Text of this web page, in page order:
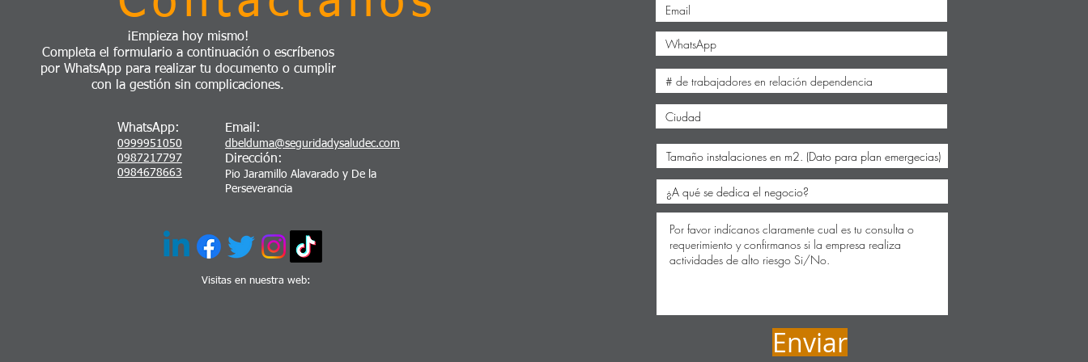
WhatsApp:
0999951050
0987217797
0984678663
Email:
dbelduma@seguridadysaludec.com
Dirección:
Pio Jaramillo Alavarado y De la
Perseverancia
Visitas en nuestra web:
Enviar
¡Empieza hoy mismo!
Completa el formulario a continuación o escríbenos
por WhatsApp para realizar tu documento o cumplir
con la gestión sin complicaciones.